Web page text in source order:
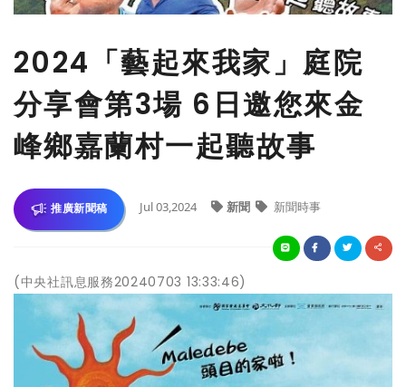
2024「藝起來我家」庭院
分享會第3場 6日邀您來金
峰鄉嘉蘭村一起聽故事
推廣新聞稿 Jul 03,2024 新聞 新聞時事
(中央社訊息服務20240703 13:33:46)